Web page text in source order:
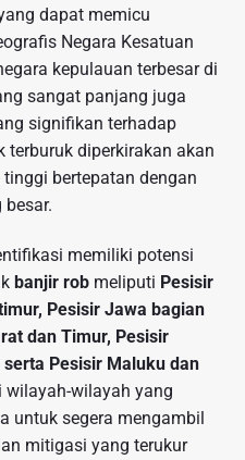
dapat memicu
Negara Kesatuan
kepulauan terbesar di
sangat panjang juga
signifikan terhadap
terburuk diperkirakan akan
bertepatan dengan
memiliki potensi
banjir rob meliputi Pesisir
Pesisir Jawa bagian
dan Timur, Pesisir
Pesisir Maluku dan
wilayah-wilayah yang
untuk segera mengambil
mitigasi yang terukur